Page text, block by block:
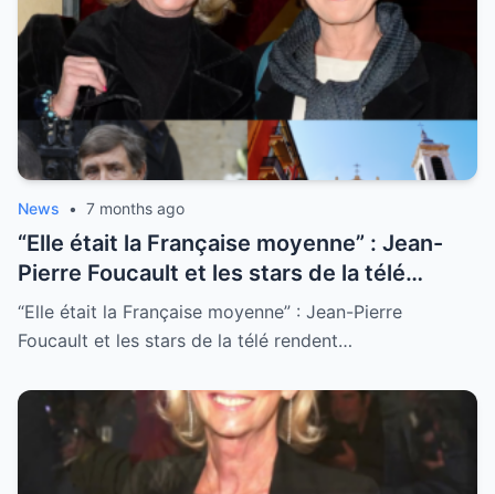
suýt giết chết bà. Pourquoi l’éditeur a-t-il
eu si peur de publier ce livre ? “C’est trop
dangereux”, disaient-ils. Aujourd’hui, les
mots qui ont terrifié l’industrie du cinéma
refont surface…
News • 7 months ago
“Elle était la Française moyenne” : Jean-
Pierre Foucault et les stars de la télé
rendent un ultime hommage poignant à
Evelyne Leclercq à Nice
“Elle était la Française moyenne” : Jean-Pierre
Foucault et les stars de la télé rendent…